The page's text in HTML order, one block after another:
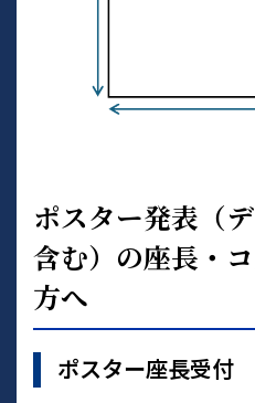
ポスター発表（
含む）の座長・
方へ
ポスター座長受付